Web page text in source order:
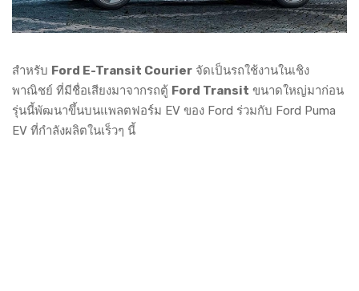
สำหรับ Ford E-Transit Courier จัดเป็นรถใช้งานในเชิง
พาณิชย์ ที่มีชื่อเสียงมาจากรถตู้ Ford Transit ขนาดใหญ่มาก่อน
รุ่นนี้พัฒนาขึ้นบนแพลตฟอร์ม EV ของ Ford ร่วมกับ Ford Puma
EV ที่กำลังผลิตในเร็วๆ นี้